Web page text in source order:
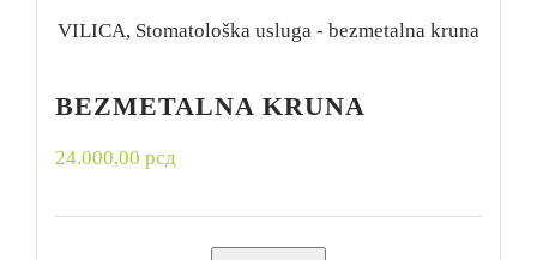
BEZMETALNA KRUNA
24.000,00 рсд